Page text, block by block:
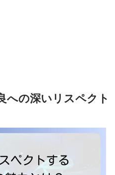
への深いリスペクト